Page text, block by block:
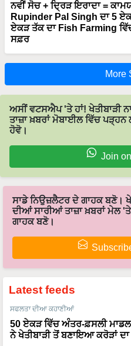
ਨਵੀਂ ਸੋਚ + ਦ੍ਰਿੜ ਇਰਾਦਾ =
Rupinder Pal Singh ਦਾ 5
ਏਕੜ ਤੱਕ ਦਾ Fish Farming
ਸਫ਼ਰ
More
ਅਸੀਂ ਵਟਸਐਪ 'ਤੇ ਹਾਂ! ਖੇਤੀਬਾੜੀ
ਤਾਜ਼ਾ ਖ਼ਬਰਾਂ ਮੋਬਾਈਲ ਵਿੱਚ
ਹੋਵੋ।
Join
ਸਾਡੇ ਨਿਉਜ਼ਲੈਟਰ ਦੇ ਗਾਹਕ ਬਣੋ।
ਦੀਆਂ ਸਾਰੀਆਂ ਤਾਜ਼ਾ ਖ਼ਬਰਾਂ ਮੇਲ
ਗਾਹਕ ਬਣੋ।
Latest feeds
ਸਫਲਤਾ ਦੀਆ ਕਹਾਣੀਆਂ
50 ਏਕੜ ਵਿੱਚ ਅੰਤਰ-ਫ਼ਸਲੀ
ਨੇ ਖੇਤੀਬਾੜੀ ਤੋਂ ਬਣਾਇਆ ਕਰੋੜਾਂ ਦਾ